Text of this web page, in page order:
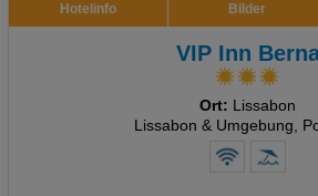
Hotelinfo Bilder
VIP Inn
Ort: Lissabon
Lissabon & Umgebung,